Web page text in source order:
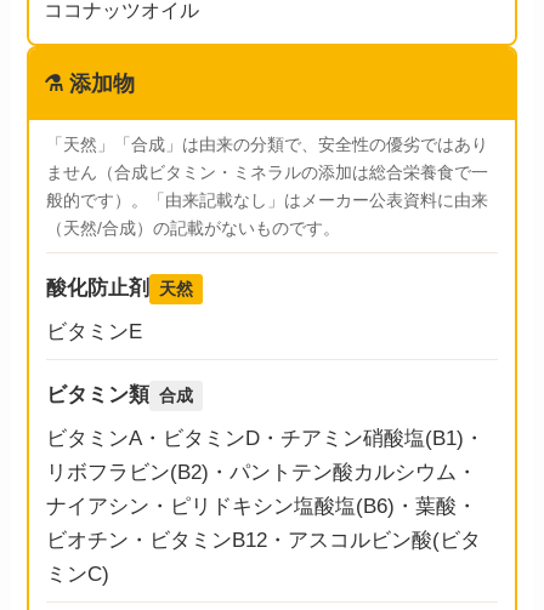
ココナッツオイル
⚗️ 添加物
「天然」「合成」は由来の分類で、安全性の優劣ではあり
ません（合成ビタミン・ミネラルの添加は総合栄養食で一
般的です）。「由来記載なし」はメーカー公表資料に由来
（天然/合成）の記載がないものです。
酸化防止剤 天然
ビタミンE
ビタミン類 合成
ビタミンA・ビタミンD・チアミン硝酸塩(B1)・
リボフラビン(B2)・パントテン酸カルシウム・
ナイアシン・ピリドキシン塩酸塩(B6)・葉酸・
ビオチン・ビタミンB12・アスコルビン酸(ビタ
ミンC)